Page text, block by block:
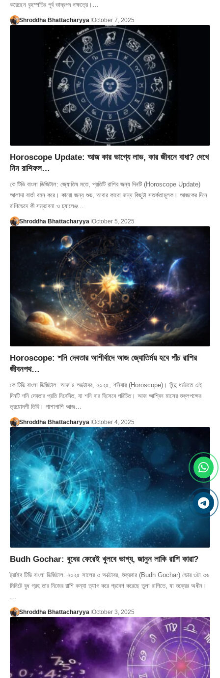
করেছেন বৃহস্পতির পূর্ব ভাদ্রপদ নক্ষত্রে।…
Shroddha Bhattacharyya October 7, 2025
Horoscope Update: আজ কার ভাগ্যে লাভ, কার জীবনে বাধা? দেখে
নিন রাশিফল…
কে টিভি বাংলা ডিজিটাল: জ্যোতিষ মতে, প্রতিটি রাশির জন্য দিনটি (Horoscope Update)
আলাদা বার্তা বহন করে। কারো জন্য শুভ, আবার কারো জন্য কিছুটা সতর্কতামূলক। আজকের দিনে
রাশিভেদে কী সম্ভাবনা ও চ্যালেঞ্জ…
Shroddha Bhattacharyya October 5, 2025
Horoscope: শনি দেবতার আশীর্বাদে আজ জ্যোতির্ময় হবে পাঁচ রাশির
জীবনপথ…
কে টিভি বাংলা ডিজিটাল: আজ ৪ অক্টোবর, ২০২৫, শনিবার (Horoscope)। হিন্দু ধর্মমতে এই
দিনটি শনি দেবতার প্রতি নিবেদিত, যা শনি বার হিসেবে পরিচিত। আজ আশ্বিন মাসের শুক্লপক্ষের
ত্রয়োদশী তিথি। পাশাপাশি আজ…
Shroddha Bhattacharyya October 4, 2025
Budh Gochar: বুধের ফেরেই খুলবে ভাগ্য, জানুন লাকি রাশি কারা?
ট্রাইব টিভি বাংলা ডিজিটাল: ২০২৫ সালের ৩ অক্টোবর, শুক্রবার (Budh Gochar) ভোর ৩টা ৩৬
মিনিটে বুধ গ্রহ তার নিজের রাশি কন্যা ত্যাগ করে প্রবেশ করেছে তুলা রাশিতে, যা শুক্রের অধীন।
…
Shroddha Bhattacharyya October 3, 2025